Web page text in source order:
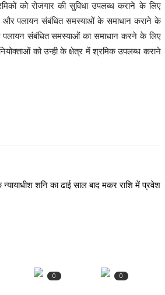
को रोजगार की सुविधा उपलब्ध कराने के लिए
और पलायन संबंधित समस्याओं के समाधान कराने के
पलायन संबंधित समस्याओं का समाधान करने के लिए
को उन्ही के क्षेत्र में श्रमिक उपलब्ध कराने
न्यायाधीश शनि का ढाई साल बाद मकर राशि में प्रवेश
0 0